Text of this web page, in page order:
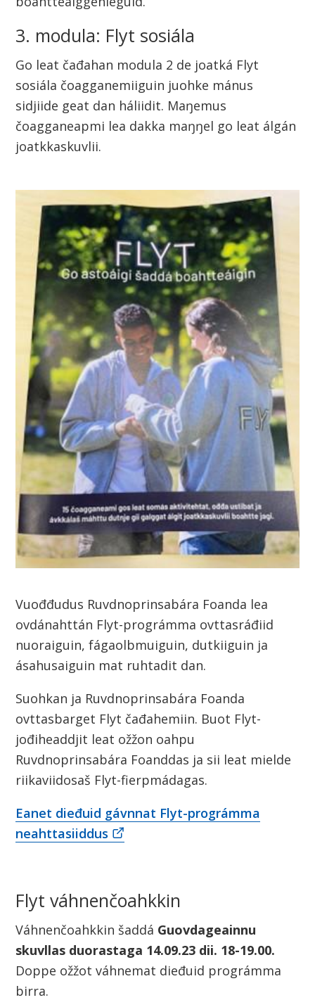
3. modula: Flyt sosiála
Go leat čađahan modula 2 de joatká Flyt
sosiála čoagganemiiguin juohke mánus
sidjiide geat dan háliidit. Maŋemus
čoagganeapmi lea dakka maŋŋel go leat álgán
joatkkaskuvlii.
Vuođđudus Ruvdnoprinsabára Foanda lea
ovdánahttán Flyt-prográmma ovttasráđiid
nuoraiguin, fágaolbmuiguin, dutkiiguin ja
ásahusaiguin mat ruhtadit dan.
Suohkan ja Ruvdnoprinsabára Foanda
ovttasbarget Flyt čađahemiin. Buot Flyt-
jođiheaddjit leat ožžon oahpu
Ruvdnoprinsabára Foanddas ja sii leat mielde
riikaviidosaš Flyt-fierpmádagas.
Eanet dieđuid gávnnat Flyt-prográmma
neahttasiiddus
Flyt váhnenčoahkkin
Váhnenčoahkkin šaddá Guovdageainnu
skuvllas duorastaga 14.09.23 dii. 18-19.00.
Doppe ožžot váhnemat dieđuid prográmma
birra.